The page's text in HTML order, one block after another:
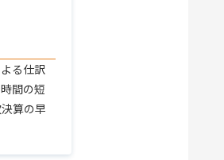
る仕訳
間の短
算の早